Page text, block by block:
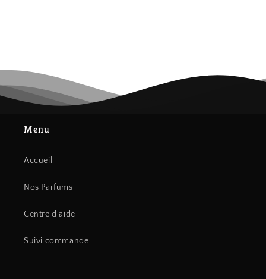
Menu
Accueil
Nos Parfums
Centre d'aide
Suivi commande